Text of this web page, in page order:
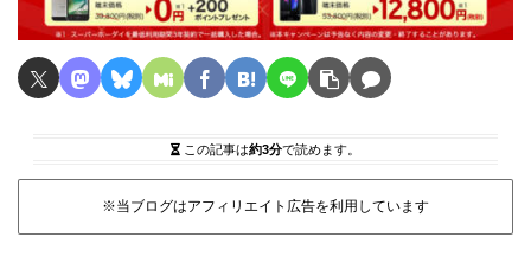
この記事は約3分で読めます。
※当ブログはアフィリエイト広告を利用しています